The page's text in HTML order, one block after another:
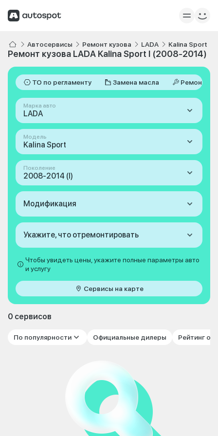
Автосервисы Ремонт кузова LADA Kalina Sport
Ремонт кузова LADA Kalina Sport I (2008-2014)
ТО по регламенту Замена масла Ремонт
Марка авто
LADA
Модель
Kalina Sport
Поколение
2008-2014 (I)
Модификация
Укажите, что отремонтировать
Чтобы увидеть цены, укажите полные параметры авто
и услугу
Сервисы на карте
0 сервисов
По популярности Официальные дилеры Рейтинг